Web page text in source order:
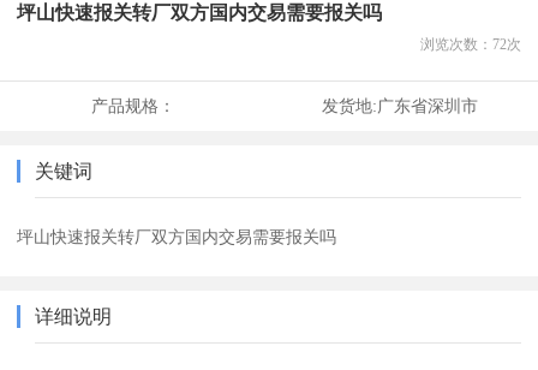
坪山快速报关转厂双方国内交易需要报关吗
浏览次数： 72次
产品规格： 发货地:广东省深圳市
关键词
坪山快速报关转厂双方国内交易需要报关吗
详细说明